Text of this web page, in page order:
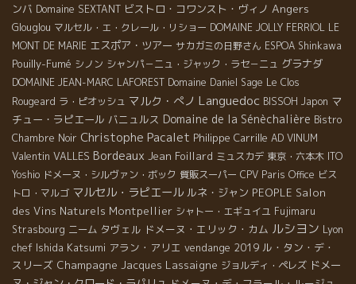
ンバ Domaine SEXTANT ビストロ・コワンスト・ヴィノ Angers
Glouglou マルセル・エ・クレール・リショー DOMAINE JOLLY FERRIOL LE
MONT DE MARIE エスポア・ツアー サカガミの日野さん ESPOA Shinkawa
Pouilly-Fumé シノン シャンパ－ニュ・ジャック・ラセ－ニュ グラナダ
DOMAINE JEAN-MARC LAFOREST Domaine Daniel Sage Le Clos
Rougeard ラ・ピオッシュ マルク・ぺノ Languedoc BISSOH Japon マ
チュー・ラピエール バニュルス Domaine de la Sénèchalière Bistro
Chambre Noir Christophe Pacalet Philippe Carrille AD VINUM
Valentin VALLES Bordeaux Jean Foillard ミュスカデ 東京・六本木 ITO
Yoshio ドメーヌ・シルヴァン・ボック 質販スーパー CPV Paris Office ビス
トロ・マルゴ マルセル・ラピエール ルネ・ジャン PEOPLE Salon
des Vins Naturels Montpellier シャトー・エギュイユ Fujimaru
Strasbourg ニーム タヴェル ドメーヌ・エリック・カム ルシヨン Lyon
chef Ishida Katsumi アラン・アリエ vendange 2019 ル・タン・デ・
スリーズ Champagne Jacques Lassaigne ジョルディ・ペレズ ドメー